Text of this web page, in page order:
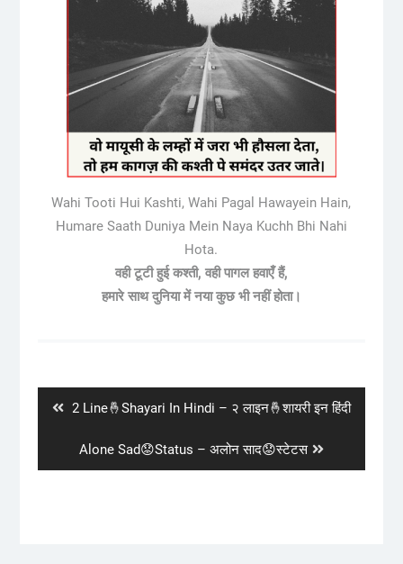
Wahi Tooti Hui Kashti, Wahi Pagal Hawayein Hain,
Humare Saath Duniya Mein Naya Kuchh Bhi Nahi
Hota.
वही टूटी हुई कश्ती, वही पागल हवाएँ हैं,
हमारे साथ दुनिया में नया कुछ भी नहीं होता।
Previous
2 Line🤞Shayari In Hindi – २ लाइन🤞शायरी इन हिंदी
Next
post:
Alone Sad😟Status – अलोन साद😟स्टेटस